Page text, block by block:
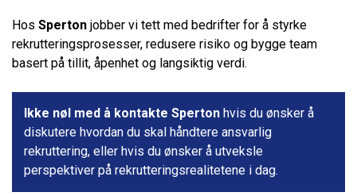
Hos Sperton jobber vi tett med bedrifter for å styrke
rekrutteringsprosesser, redusere risiko og bygge team
basert på tillit, åpenhet og langsiktig verdi.
Ikke nøl med å kontakte Sperton hvis du ønsker å
diskutere hvordan du skal håndtere ansvarlig
rekruttering, eller hvis du ønsker å utveksle
perspektiver på rekrutteringsrealitetene i dag.